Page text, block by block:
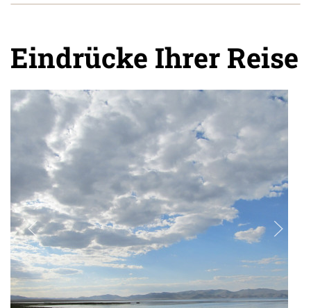
Eindrücke Ihrer Reise